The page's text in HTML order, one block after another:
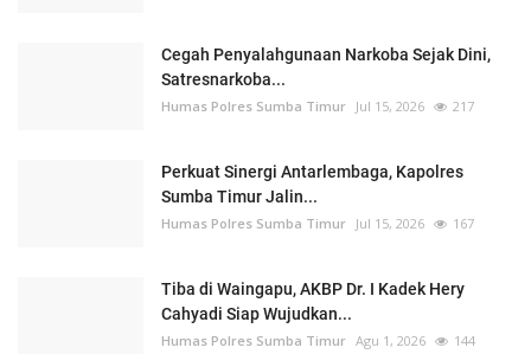
Cegah Penyalahgunaan Narkoba Sejak Dini,
Satresnarkoba...
Humas Polres Sumba Timur Jul 15, 2026 217
Perkuat Sinergi Antarlembaga, Kapolres
Sumba Timur Jalin...
Humas Polres Sumba Timur Jul 15, 2026 167
Tiba di Waingapu, AKBP Dr. I Kadek Hery
Cahyadi Siap Wujudkan...
Humas Polres Sumba Timur Agu 1, 2026 144